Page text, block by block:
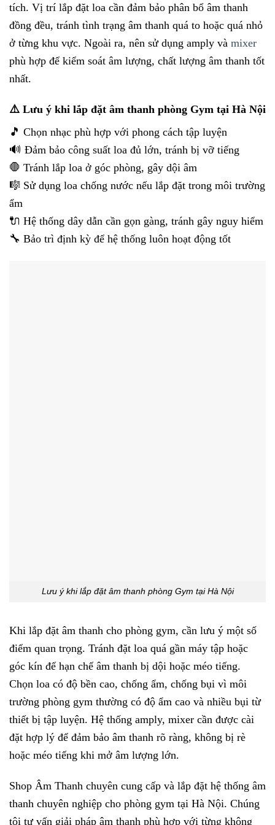
tích. Vị trí lắp đặt loa cần đảm bảo phân bổ âm thanh
đồng đều, tránh tình trạng âm thanh quá to hoặc quá nhỏ
ở từng khu vực. Ngoài ra, nên sử dụng amply và mixer
phù hợp để kiểm soát âm lượng, chất lượng âm thanh tốt
nhất.
⚠️ Lưu ý khi lắp đặt âm thanh phòng Gym tại Hà Nội
🎵 Chọn nhạc phù hợp với phong cách tập luyện
🔊 Đảm bảo công suất loa đủ lớn, tránh bị vỡ tiếng
🛑 Tránh lắp loa ở góc phòng, gây dội âm
🎼 Sử dụng loa chống nước nếu lắp đặt trong môi trường
ẩm
🔌 Hệ thống dây dẫn cần gọn gàng, tránh gây nguy hiểm
🔧 Bảo trì định kỳ để hệ thống luôn hoạt động tốt
Lưu ý khi lắp đặt âm thanh phòng Gym tại Hà Nội
Khi lắp đặt âm thanh cho phòng gym, cần lưu ý một số
điểm quan trọng. Tránh đặt loa quá gần máy tập hoặc
góc kín để hạn chế âm thanh bị dội hoặc méo tiếng.
Chọn loa có độ bền cao, chống ẩm, chống bụi vì môi
trường phòng gym thường có độ ẩm cao và nhiều bụi từ
thiết bị tập luyện. Hệ thống amply, mixer cần được cài
đặt hợp lý để đảm bảo âm thanh rõ ràng, không bị rè
hoặc méo tiếng khi mở âm lượng lớn.
Shop Âm Thanh chuyên cung cấp và lắp đặt hệ thống âm
thanh chuyên nghiệp cho phòng gym tại Hà Nội. Chúng
tôi tư vấn giải pháp âm thanh phù hợp với từng không